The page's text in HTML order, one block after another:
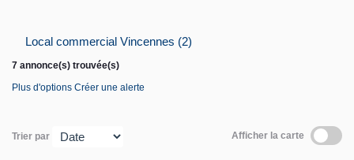
Espace personnel
Local commercial Vincennes (2)
7 annonce(s) trouvée(s)
Plus d'options Créer une alerte
Trier par Afficher la carte